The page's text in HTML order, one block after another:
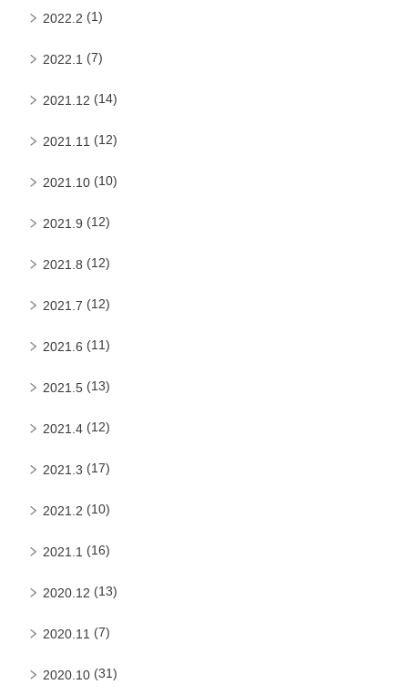
2022.2 (1)
2022.1 (7)
2021.12 (14)
2021.11 (12)
2021.10 (10)
2021.9 (12)
2021.8 (12)
2021.7 (12)
2021.6 (11)
2021.5 (13)
2021.4 (12)
2021.3 (17)
2021.2 (10)
2021.1 (16)
2020.12 (13)
2020.11 (7)
2020.10 (31)